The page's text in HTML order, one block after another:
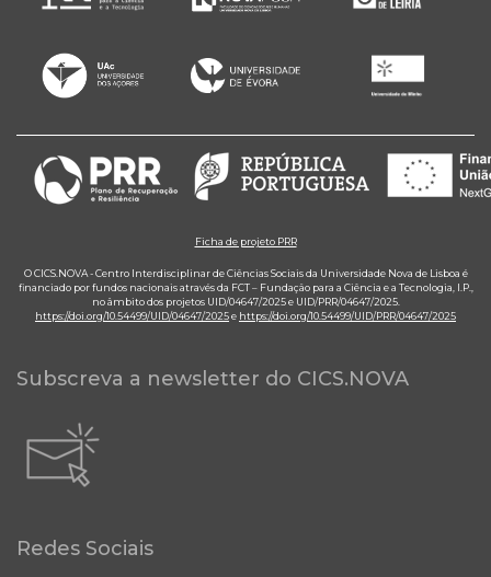
Ficha de projeto PRR
O CICS.NOVA - Centro Interdisciplinar de Ciências Sociais da Universidade Nova de Lisboa é
financiado por fundos nacionais através da FCT – Fundação para a Ciência e a Tecnologia, I.P.,
no âmbito dos projetos UID/04647/2025 e UID/PRR/04647/2025.
https://doi.org/10.54499/UID/04647/2025e https://doi.org/10.54499/UID/PRR/04647/2025
Subscreva a newsletter do CICS.NOVA
Redes Sociais